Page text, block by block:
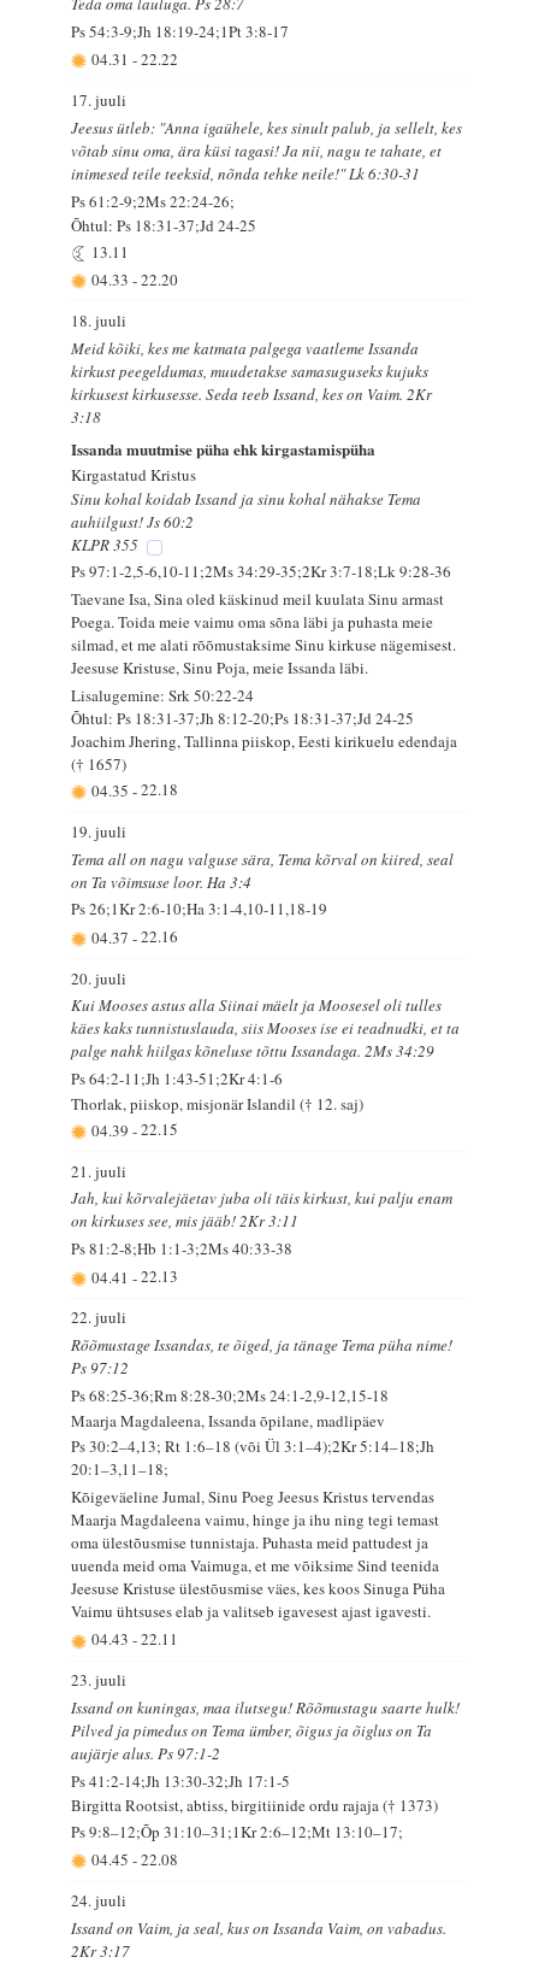
Ps 54:3-9;Jh 18:19-24;1Pt 3:8-17
04.31-22.22
17. juuli
Jeesus ütleb: "Anna igaühele, kes sinult palub, ja sellelt, kes
võtab sinu oma, ära küsi tagasi! Ja nii, nagu te tahate, et
inimesed teile teeksid, nõnda tehke neile!" Lk 6:30-31
Ps 61:2-9;2Ms 22:24-26;
Õhtul: Ps 18:31-37;Jd 24-25
13.11
04.33-22.20
18. juuli
Meid kõiki, kes me katmata palgega vaatleme Issanda
kirkust peegeldumas, muudetakse samasuguseks kujuks
kirkusest kirkusesse. Seda teeb Issand, kes on Vaim. 2Kr
3:18
Issanda muutmise püha ehk kirgastamispüha
Kirgastatud Kristus
Sinu kohal koidab Issand ja sinu kohal nähakse Tema
auhiilgust! Js 60:2
KLPR 355
Ps 97:1-2,5-6,10-11;2Ms 34:29-35;2Kr 3:7-18;Lk 9:28-36
Taevane Isa, Sina oled käskinud meil kuulata Sinu armast
Poega. Toida meie vaimu oma sõna läbi ja puhasta meie
silmad, et me alati rõõmustaksime Sinu kirkuse nägemisest.
Jeesuse Kristuse, Sinu Poja, meie Issanda läbi.
Lisalugemine: Srk 50:22-24
Õhtul: Ps 18:31-37;Jh 8:12-20;Ps 18:31-37;Jd 24-25
Joachim Jhering, Tallinna piiskop, Eesti kirikuelu edendaja
(† 1657)
04.35-22.18
19. juuli
Tema all on nagu valguse sära, Tema kõrval on kiired, seal
on Ta võimsuse loor. Ha 3:4
Ps 26;1Kr 2:6-10;Ha 3:1-4,10-11,18-19
04.37-22.16
20. juuli
Kui Mooses astus alla Siinai mäelt ja Moosesel oli tulles
käes kaks tunnistuslauda, siis Mooses ise ei teadnudki, et ta
palge nahk hiilgas kõneluse tõttu Issandaga. 2Ms 34:29
Ps 64:2-11;Jh 1:43-51;2Kr 4:1-6
Thorlak, piiskop, misjonär Islandil († 12. saj)
04.39-22.15
21. juuli
Jah, kui kõrvalejäetav juba oli täis kirkust, kui palju enam
on kirkuses see, mis jääb! 2Kr 3:11
Ps 81:2-8;Hb 1:1-3;2Ms 40:33-38
04.41-22.13
22. juuli
Rõõmustage Issandas, te õiged, ja tänage Tema püha nime!
Ps 97:12
Ps 68:25-36;Rm 8:28-30;2Ms 24:1-2,9-12,15-18
Maarja Magdaleena, Issanda õpilane, madlipäev
Ps 30:2–4,13; Rt 1:6–18 (või Ül 3:1–4);2Kr 5:14–18;Jh
20:1–3,11–18;
Kõigeväeline Jumal, Sinu Poeg Jeesus Kristus tervendas
Maarja Magdaleena vaimu, hinge ja ihu ning tegi temast
oma ülestõusmise tunnistaja. Puhasta meid pattudest ja
uuenda meid oma Vaimuga, et me võiksime Sind teenida
Jeesuse Kristuse ülestõusmise väes, kes koos Sinuga Püha
Vaimu ühtsuses elab ja valitseb igavesest ajast igavesti.
04.43-22.11
23. juuli
Issand on kuningas, maa ilutsegu! Rõõmustagu saarte hulk!
Pilved ja pimedus on Tema ümber, õigus ja õiglus on Ta
aujärje alus. Ps 97:1-2
Ps 41:2-14;Jh 13:30-32;Jh 17:1-5
Birgitta Rootsist, abtiss, birgitiinide ordu rajaja († 1373)
Ps 9:8–12;Õp 31:10–31;1Kr 2:6–12;Mt 13:10–17;
04.45-22.08
24. juuli
Issand on Vaim, ja seal, kus on Issanda Vaim, on vabadus.
2Kr 3:17